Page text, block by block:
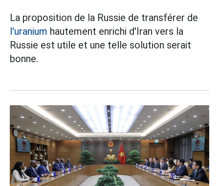
La proposition de la Russie de transférer de
l'uranium hautement enrichi d'Iran vers la
Russie est utile et une telle solution serait
bonne.